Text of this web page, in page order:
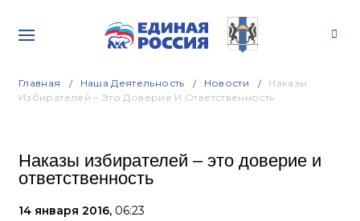
Главная Наша Деятельность Новости
Наказы
Избирателей – Это Доверие И Ответственность
Наказы избирателей – это доверие и
ответственность
14 января 2016, 06:23